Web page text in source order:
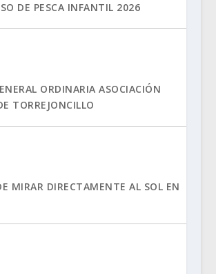
DE PESCA INFANTIL 2026
ORDINARIA ASOCIACIÓN
TORREJONCILLO
MIRAR DIRECTAMENTE AL SOL EN